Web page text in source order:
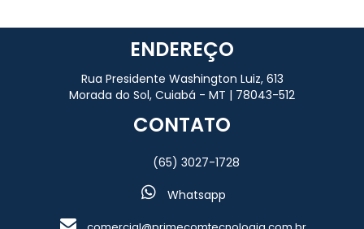
ENDEREÇO
Rua Presidente Washington Luiz, 613
Morada do Sol, Cuiabá - MT | 78043-512
CONTATO
(65) 3027-1728
Whatsapp